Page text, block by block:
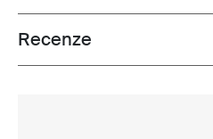
Toggle overview
Recenze